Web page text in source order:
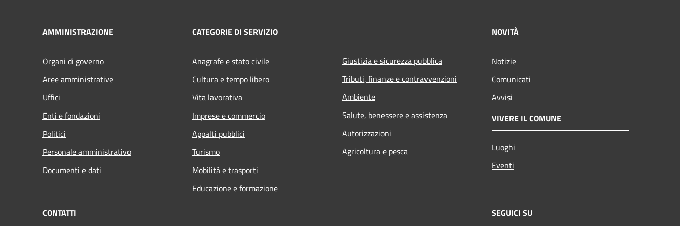
AMMINISTRAZIONE
Organi di governo
Aree amministrative
Uffici
Enti e fondazioni
Politici
Personale amministrativo
Documenti e dati
CATEGORIE DI SERVIZIO
Anagrafe e stato civile
Cultura e tempo libero
Vita lavorativa
Imprese e commercio
Appalti pubblici
Turismo
Mobilità e trasporti
Educazione e formazione
Giustizia e sicurezza pubblica
Tributi, finanze e contravvenzioni
Ambiente
Salute, benessere e assistenza
Autorizzazioni
Agricoltura e pesca
NOVITÀ
Notizie
Comunicati
Avvisi
VIVERE IL COMUNE
Luoghi
Eventi
CONTATTI SEGUICI SU